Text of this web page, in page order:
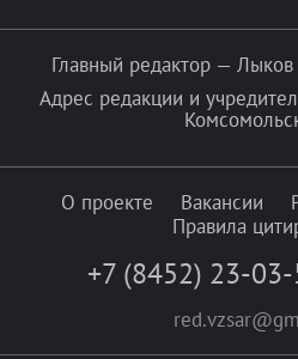
Главный редактор —
Адрес редакции и
О проекте Вакансии
Правила
+7 (8452) 23-